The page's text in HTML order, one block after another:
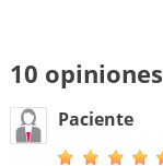
10 opiniones
Paciente